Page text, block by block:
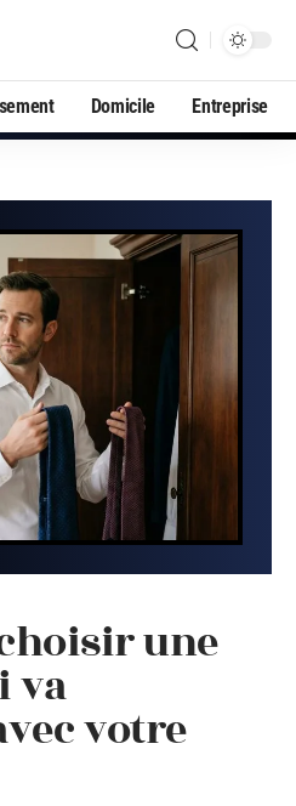
Domicile Entreprise
une
va
votre